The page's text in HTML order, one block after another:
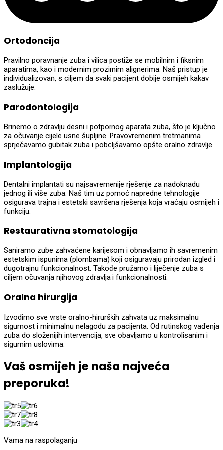
Ortodoncija
Pravilno poravnanje zuba i vilica postiže se mobilnim i fiksnim
aparatima, kao i modernim prozirnim alignerima. Naš pristup je
individualizovan, s ciljem da svaki pacijent dobije osmijeh kakav
zaslužuje.
Parodontologija
Brinemo o zdravlju desni i potpornog aparata zuba, što je ključno
za očuvanje cijele usne šupljine. Pravovremenim tretmanima
sprječavamo gubitak zuba i poboljšavamo opšte oralno zdravlje.
Implantologija
Dentalni implantati su najsavremenije rješenje za nadoknadu
jednog ili više zuba. Naš tim uz pomoć napredne tehnologije
osigurava trajna i estetski savršena rješenja koja vraćaju osmijeh i
funkciju.
Restaurativna stomatologija
Saniramo zube zahvaćene karijesom i obnavljamo ih savremenim
estetskim ispunima (plombama) koji osiguravaju prirodan izgled i
dugotrajnu funkcionalnost. Takođe pružamo i liječenje zuba s
ciljem očuvanja njihovog zdravlja i funkcionalnosti.
Oralna hirurgija
Izvodimo sve vrste oralno-hirurških zahvata uz maksimalnu
sigurnost i minimalnu nelagodu za pacijenta. Od rutinskog vađenja
zuba do složenijih intervencija, sve obavljamo u kontrolisanim i
sigurnim uslovima.
Vaš osmijeh je naša najveća
preporuka!
Vama na raspolaganju